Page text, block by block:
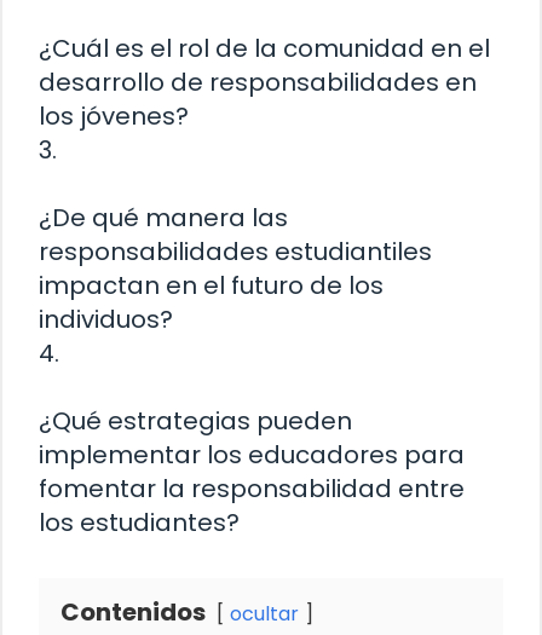
¿Cuál es el rol de la comunidad en el
desarrollo de responsabilidades en
los jóvenes?
3.
¿De qué manera las
responsabilidades estudiantiles
impactan en el futuro de los
individuos?
4.
¿Qué estrategias pueden
implementar los educadores para
fomentar la responsabilidad entre
los estudiantes?
Contenidos ocultar